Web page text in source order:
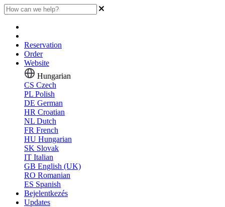
Reservation
Order
Website
Hungarian
CS Czech
PL Polish
DE German
HR Croatian
NL Dutch
FR French
HU Hungarian
SK Slovak
IT Italian
GB English (UK)
RO Romanian
ES Spanish
Bejelentkezés
Updates